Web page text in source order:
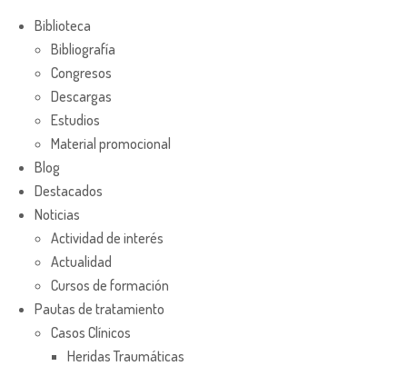
Biblioteca
Bibliografía
Congresos
Descargas
Estudios
Material promocional
Blog
Destacados
Noticias
Actividad de interés
Actualidad
Cursos de formación
Pautas de tratamiento
Casos Clínicos
Heridas Traumáticas